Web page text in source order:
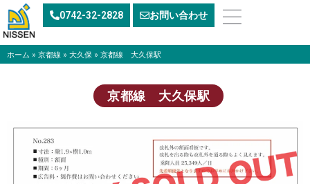
内
容
を
ス
0742-32-2828 お問い合わせ
ホーム » 京都線 » 大久保 » 京都線 大久保駅
京都線 大久保駅